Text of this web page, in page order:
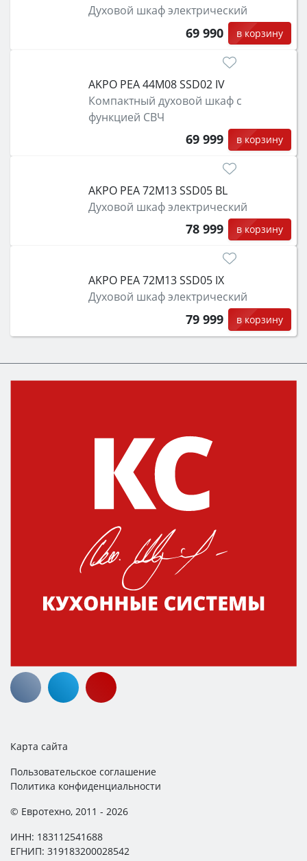
Духовой шкаф электрический
69 990 в корзину
AKPO PEA 44M08 SSD02 IV
Компактный духовой шкаф с
функцией СВЧ
69 999 в корзину
AKPO PEA 72M13 SSD05 BL
Духовой шкаф электрический
78 999 в корзину
AKPO PEA 72M13 SSD05 IX
Духовой шкаф электрический
79 999 в корзину
Карта сайта
Пользовательское соглашение
Политика конфиденциальности
© Евротехно, 2011 - 2026
ИНН: 183112541688
ЕГНИП: 319183200028542